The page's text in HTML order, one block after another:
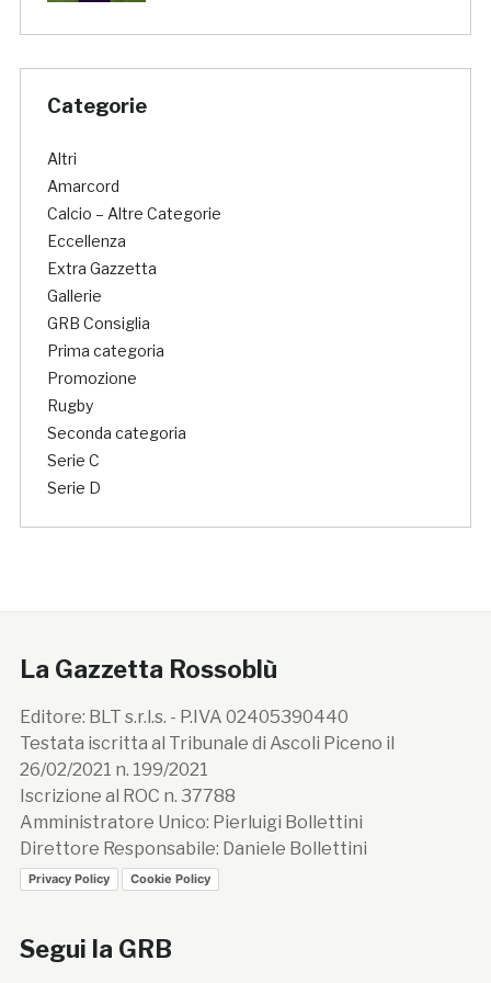
Categorie
Altri
Amarcord
Calcio – Altre Categorie
Eccellenza
Extra Gazzetta
Gallerie
GRB Consiglia
Prima categoria
Promozione
Rugby
Seconda categoria
Serie C
Serie D
La Gazzetta Rossoblù
Editore: BLT s.r.l.s. - P.IVA 02405390440
Testata iscritta al Tribunale di Ascoli Piceno il
26/02/2021 n. 199/2021
Iscrizione al ROC n. 37788
Amministratore Unico: Pierluigi Bollettini
Direttore Responsabile: Daniele Bollettini
Privacy Policy Cookie Policy
Segui la GRB